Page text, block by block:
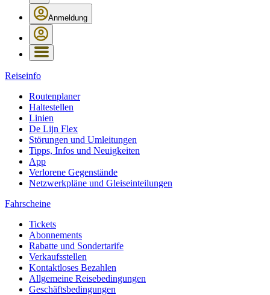
Anmeldung
Reiseinfo
Routenplaner
Haltestellen
Linien
De Lijn Flex
Störungen und Umleitungen
Tipps, Infos und Neuigkeiten
App
Verlorene Gegenstände
Netzwerkpläne und Gleiseinteilungen
Fahrscheine
Tickets
Abonnements
Rabatte und Sondertarife
Verkaufsstellen
Kontaktloses Bezahlen
Allgemeine Reisebedingungen
Geschäftsbedingungen